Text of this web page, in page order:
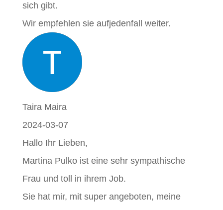
sich gibt.
Wir empfehlen sie aufjedenfall weiter.
Taira Maira
2024-03-07
Hallo Ihr Lieben,
Martina Pulko ist eine sehr sympathische
Frau und toll in ihrem Job.
Sie hat mir, mit super angeboten, meine